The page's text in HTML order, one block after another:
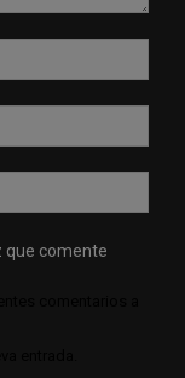
que comente